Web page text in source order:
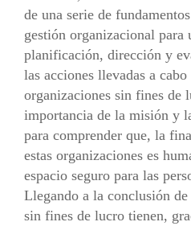
de una serie de
gestión organizacional para
planificación, dirección y
las acciones llevadas a
organizaciones sin fines de
importancia de la misión y
para comprender que, la
estas organizaciones es
espacio seguro para las
Llegando a la conclusión
sin fines de lucro tienen,